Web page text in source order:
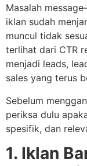
Masalah
iklan sudah
muncul tidak
terlihat dari CTR
menjadi leads,
sales yang terus
Sebelum
periksa dulu
spesifik, dan
1. Iklan